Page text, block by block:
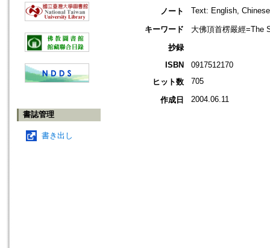
書誌管理
書き出し
ノート
Text: English, Chinese
キーワード
大佛頂首楞嚴經=The
抄録
ISBN
0917512170
ヒット数
705
作成日 2004.06.11